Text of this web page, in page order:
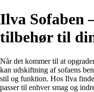
Ilva Sofaben
tilbehør til
Når det kommer til at
kan udskiftning af sofaens
stil og funktion. Hos Ilva
passer til enhver smag og